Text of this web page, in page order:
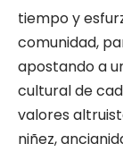
tiempo y
comunidad,
apostando a
cultural de
valores
niñez,